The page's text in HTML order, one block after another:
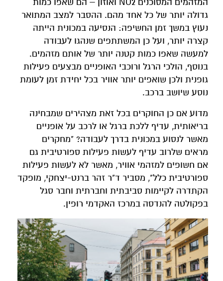
המזהמים המסוכנים NO2 ואוזון – הם שאפו כמות
גדולה יותר של כל אחד מהם. ההסבר למצב המתואר
נעוץ במשך זמן החשיפה: הנסיעה במכונית הייתה
קצרה יותר, ועל כן המשתתפים שנהגו לעבודה
למעשה שאפו כמות קטנה יותר של אותם מזהמים.
בנוסף, הולכי הרגל ורוכבי האופניים מבצעים פעילות
גופנית ולכן שואפים יותר אוויר בכל יחידת זמן לעומת
נוסע שיושב ברכב.
מדוע אם כן החוקרים בכל זאת מצהירים שמבחינה
בריאותית, עדיף ללכת ברגל או לרכב על אופניים
מאשר לנסוע במכונית בדרך לעבודה? "מחקרים
מראים שלרוב עדיף לעשות פעילות ספורטיבית גם
אם חשופים למזהמי אוויר, מאשר לא לעשות פעילות
ספורטיבית כלל", מסביר ד"ר זהר ברנט-יצחקי, מופקד
הקתדרה לקיימות סביבתית וחברתית וחבר סגל
בפקולטה להנדסה במרכז האקדמי רופין.